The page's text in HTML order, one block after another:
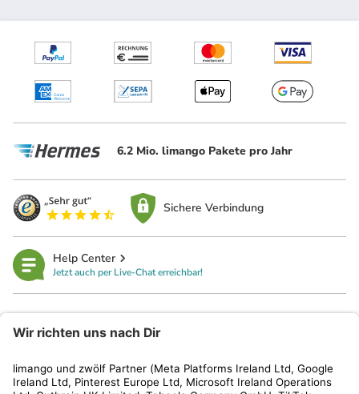
6.2 Mio. limango Pakete pro Jahr
Sichere Verbindung
Help Center
Jetzt auch per Live-Chat erreichbar!